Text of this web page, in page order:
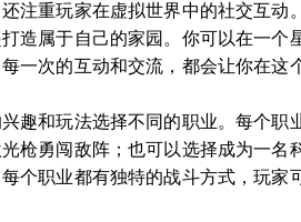
注重玩家在虚拟世界中的社交互
造属于自己的家园。你可以在一
一次的互动和交流，都会让你在这
趣和玩法选择不同的职业。每个
枪勇闯敌阵；也可以选择成为一
个职业都有独特的战斗方式，玩家